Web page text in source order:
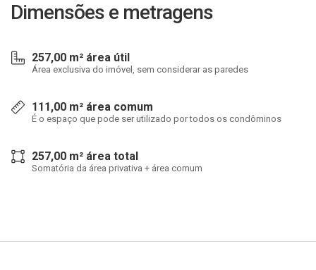
Dimensões e metragens
257,00 m² área útil
Área exclusiva do imóvel, sem considerar as paredes
111,00 m² área comum
É o espaço que pode ser utilizado por todos os condôminos
257,00 m² área total
Somatória da área privativa + área comum